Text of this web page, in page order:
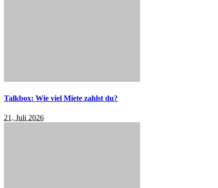
Talkbox: Wie viel Miete zahlst du?
21. Juli 2026